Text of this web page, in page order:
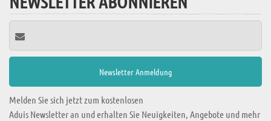
Melden Sie sich jetzt zum kostenlosen
Aduis Newsletter an und erhalten Sie Neuigkeiten, Angebote und mehr